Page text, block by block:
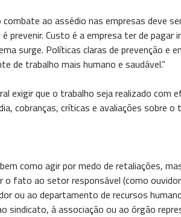
ao assédio nas empresas deve
Custo é a empresa ter de pagar
surge. Políticas claras de prevenção e
de trabalho mais humano e saudável.”
exigir que o trabalho seja realizado com
cobranças, críticas e avaliações sobre
como agir por medo de retaliações,
o fato ao setor responsável (como
ou ao departamento de recursos
sindicato, à associação ou ao órgão